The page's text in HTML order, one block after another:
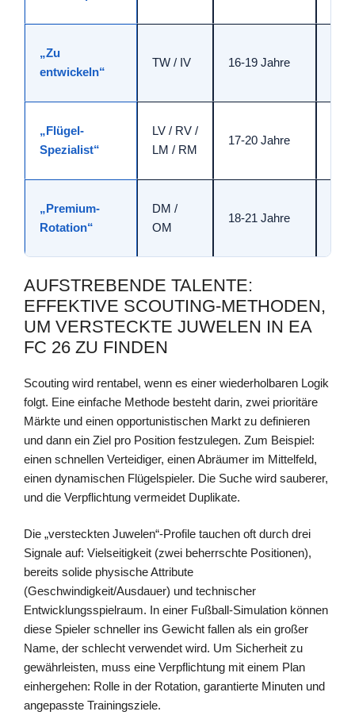
„Zu
entwickeln“
TW / IV 16-19 Jahre
„Flügel-
Spezialist“
LV / RV /
LM / RM
17-20 Jahre
„Premium-
Rotation“
DM /
OM
18-21 Jahre
AUFSTREBENDE TALENTE:
EFFEKTIVE SCOUTING-METHODEN,
UM VERSTECKTE JUWELEN IN EA
FC 26 ZU FINDEN
Scouting wird rentabel, wenn es einer wiederholbaren Logik
folgt. Eine einfache Methode besteht darin, zwei prioritäre
Märkte und einen opportunistischen Markt zu definieren
und dann ein Ziel pro Position festzulegen. Zum Beispiel:
einen schnellen Verteidiger, einen Abräumer im Mittelfeld,
einen dynamischen Flügelspieler. Die Suche wird sauberer,
und die Verpflichtung vermeidet Duplikate.
Die „versteckten Juwelen“-Profile tauchen oft durch drei
Signale auf: Vielseitigkeit (zwei beherrschte Positionen),
bereits solide physische Attribute
(Geschwindigkeit/Ausdauer) und technischer
Entwicklungsspielraum. In einer Fußball-Simulation können
diese Spieler schneller ins Gewicht fallen als ein großer
Name, der schlecht verwendet wird. Um Sicherheit zu
gewährleisten, muss eine Verpflichtung mit einem Plan
einhergehen: Rolle in der Rotation, garantierte Minuten und
angepasste Trainingsziele.